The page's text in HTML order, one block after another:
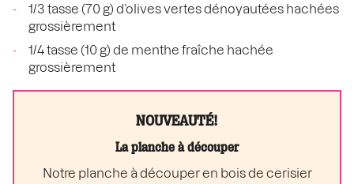
1/3 tasse (70 g) d’olives vertes dénoyautées hachées
grossièrement
1/4 tasse (10 g) de menthe fraîche hachée
grossièrement
NOUVEAUTÉ!
La planche à découper
Notre planche à découper en bois de cerisier